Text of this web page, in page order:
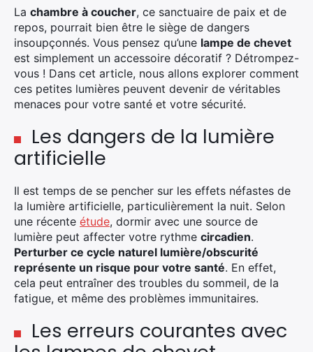
La chambre à coucher, ce sanctuaire de paix et de
repos, pourrait bien être le siège de dangers
insoupçonnés. Vous pensez qu’une lampe de chevet
est simplement un accessoire décoratif ? Détrompez-
vous ! Dans cet article, nous allons explorer comment
ces petites lumières peuvent devenir de véritables
menaces pour votre santé et votre sécurité.
Les dangers de la lumière
artificielle
Il est temps de se pencher sur les effets néfastes de
la lumière artificielle, particulièrement la nuit. Selon
une récente étude, dormir avec une source de
lumière peut affecter votre rythme circadien.
Perturber ce cycle naturel lumière/obscurité
représente un risque pour votre santé. En effet,
cela peut entraîner des troubles du sommeil, de la
fatigue, et même des problèmes immunitaires.
Les erreurs courantes avec